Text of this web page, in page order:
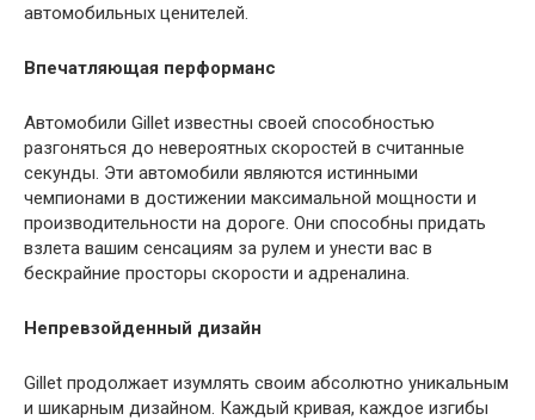
автомобильных ценителей.
Впечатляющая перформанс
Автомобили Gillet известны своей способностью
разгоняться до невероятных скоростей в считанные
секунды. Эти автомобили являются истинными
чемпионами в достижении максимальной мощности и
производительности на дороге. Они способны придать
взлета вашим сенсациям за рулем и унести вас в
бескрайние просторы скорости и адреналина.
Непревзойденный дизайн
Gillet продолжает изумлять своим абсолютно уникальным
и шикарным дизайном. Каждый кривая, каждое изгибы